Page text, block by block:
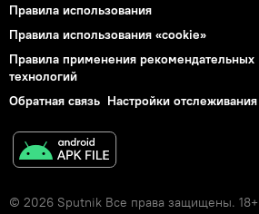
Правила использования
Правила использования «cookie»
Правила применения рекомендательных
технологий
Обратная связь Настройки отслеживания
© 2026 Sputnik Все права защищены. 18+